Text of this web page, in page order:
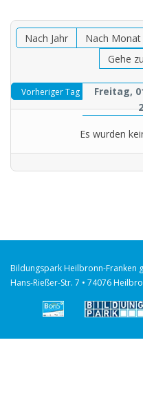
Nach Jahr Nach Monat
Gehe
Vorheriger Tag
Freitag,
Es wurden
Bildungspark Heilbronn-Franken
Hans-Rießer-Str. 7 • 74076